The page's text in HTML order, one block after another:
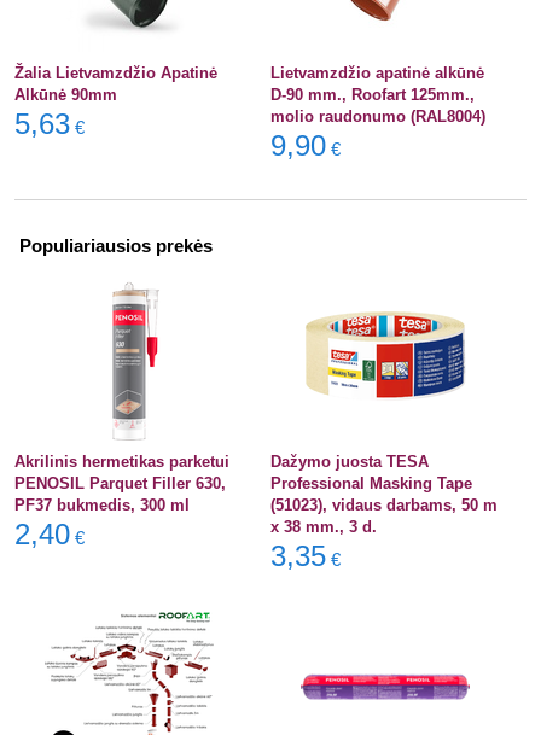
Žalia Lietvamzdžio Apatinė
Alkūnė 90mm
5,63 €
Lietvamzdžio apatinė alkūnė
D-90 mm., Roofart 125mm.,
molio raudonumo (RAL8004)
9,90 €
Populiariausios prekės
Akrilinis hermetikas parketui
PENOSIL Parquet Filler 630,
PF37 bukmedis, 300 ml
2,40 €
Dažymo juosta TESA
Professional Masking Tape
(51023), vidaus darbams, 50 m
x 38 mm., 3 d.
3,35 €